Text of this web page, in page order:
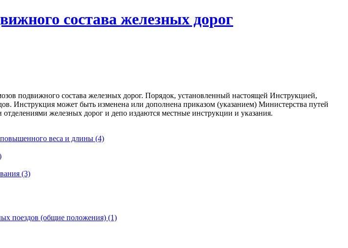
состава железных дорог
подвижного состава железных дорог. Порядок, установленный настоящей Инструкцией,
Инструкция может быть изменена или дополнена приказом (указанием) Министерства путей
железных дорог и депо издаются местные инструкции и указания.
повышенного веса и длины (4)
(3)
поездов (общие положения) (1)